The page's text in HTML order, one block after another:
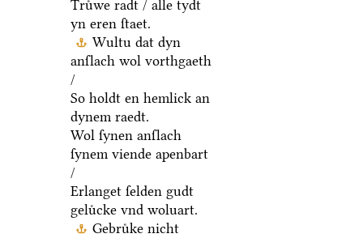
Truͤwe radt / alle tydt
yn eren ſtaet.
Wultu dat dyn
anſlach wol vorthgaeth
/
So holdt en hemlick an
dynem raedt.
Wol ſynen anſlach
ſynem viende apenbart
/
Erlanget ſelden gudt
geluͤcke vnd woluart.
Gebruͤke nicht